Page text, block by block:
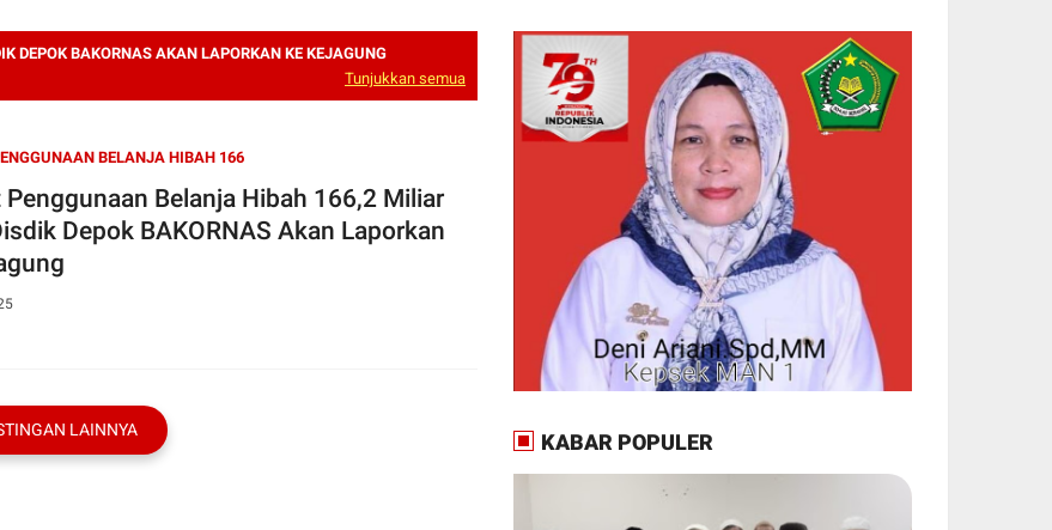
DEPOK BAKORNAS AKAN LAPORKAN KE KEJAGUNG
Tunjukkan semua
BELANJA HIBAH 166
Penggunaan Belanja Hibah 166,2 Miliar
Depok BAKORNAS Akan Laporkan
LAINNYA KABAR POPULER